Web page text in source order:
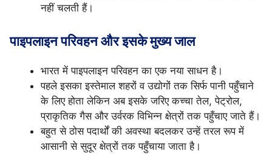
नहीं चलती हैं।
पाइपलाइन परिवहन और इसके मुख्य जाल
भारत में पाइपलाइन परिवहन का एक नया साधन है।
पहले इसका इस्तेमाल शहरों व उद्योगों तक सिर्फ पानी पहुँचाने
के लिए होता लेकिन अब इसके जरिए कच्चा तेल, पेट्रोल,
प्राकृतिक गैस और उर्वरक विभिन्न क्षेत्रों तक पहुँचाए जाते हैं।
बहुत से ठोस पदार्थों की अवस्था बदलकर उन्हें तरल रूप में
आसानी से सुदूर क्षेत्रों तक पहुँचाया जाता है।